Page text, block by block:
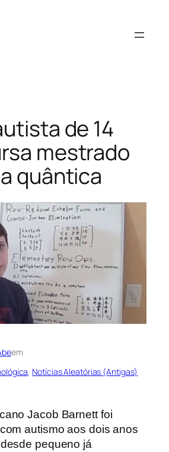
de 14
mestrado
quântica
em
, Notícias Aleatórias (Antigas)
Jacob Barnett foi
autismo aos dois anos
pequeno já